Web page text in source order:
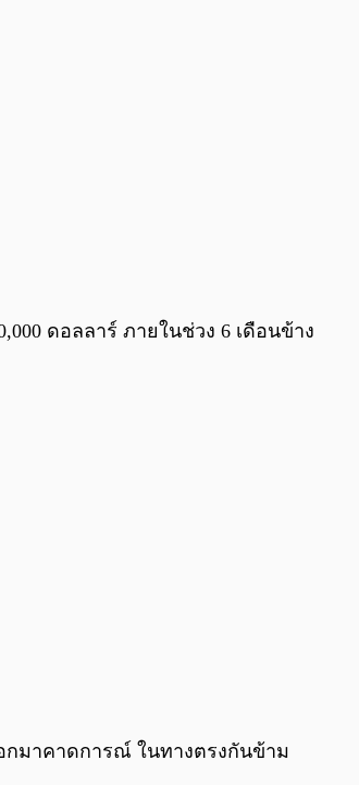
ดอลลาร์ ภายในช่วง 6 เดือนข้าง
กมาคาดการณ์ ในทางตรงกันข้าม